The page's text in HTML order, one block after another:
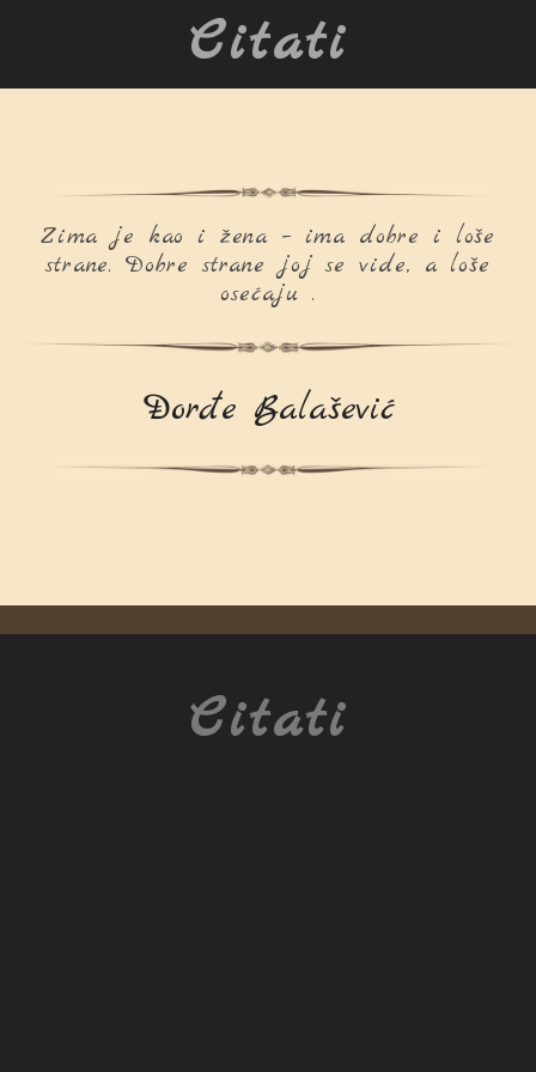
Citati
Zima je kao i žena – ima dobre i loše
strane. Dobre strane joj se vide, a loše
osećaju .
Đorđe Balašević
Citati